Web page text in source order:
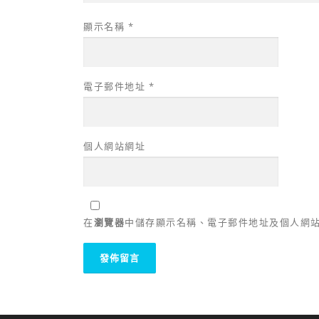
顯示名稱 *
電子郵件地址 *
個人網站網址
在瀏覽器中儲存顯示名稱、電子郵件地址及個人網